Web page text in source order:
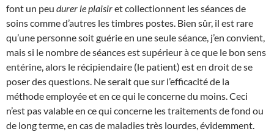
font un peu durer le plaisiret collectionnent les séances de
soins comme d’autres les timbres postes. Bien sûr, il est rare
qu’une personne soit guérie en une seule séance, j’en convient,
mais si le nombre de séances est supérieur à ce que le bon sens
entérine, alors le récipiendaire (le patient) est en droit de se
poser des questions. Ne serait que sur l’efficacité de la
méthode employée et en ce qui le concerne du moins. Ceci
n’est pas valable en ce qui concerne les traitements de fond ou
de long terme, en cas de maladies très lourdes, évidemment.